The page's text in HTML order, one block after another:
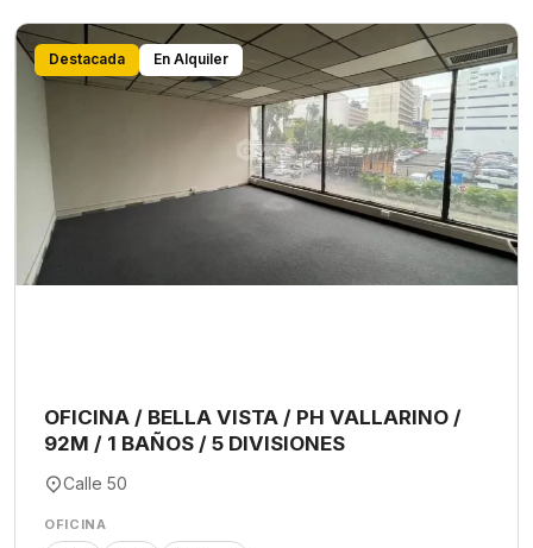
Destacada En Alquiler
OFICINA / BELLA VISTA / PH VALLARINO /
92M / 1 BAÑOS / 5 DIVISIONES
Calle 50
OFICINA